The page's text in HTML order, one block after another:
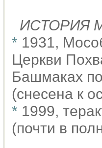
ИСТОРИЯ
* 1931,
Церкви
Башмаках
(снесена к
* 1999,
(почти в